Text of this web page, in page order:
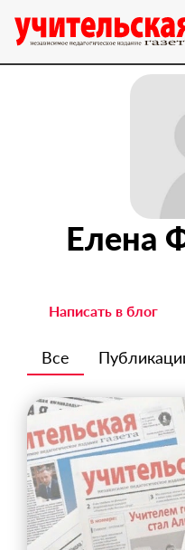
Елена
Написать в блог
Все